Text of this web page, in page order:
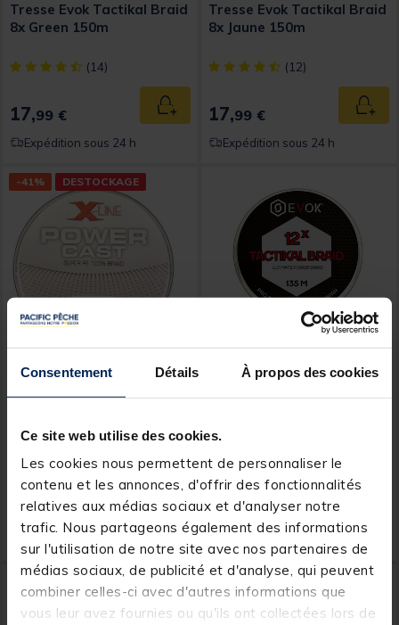
Consentement Détails À propos des cookies
Ce site web utilise des cookies.
Les cookies nous permettent de personnaliser le
contenu et les annonces, d'offrir des fonctionnalités
relatives aux médias sociaux et d'analyser notre
trafic. Nous partageons également des informations
sur l'utilisation de notre site avec nos partenaires de
médias sociaux, de publicité et d'analyse, qui peuvent
combiner celles-ci avec d'autres informations que
vous leur avez fournies ou qu'ils ont collectées lors de
Tresse Evok Tactikal Braid
8x Green 150m
[object Object] out of 5 Customer Rating
(14)
17,99 € Ajouter au panier
Expédition sous 24 h
Tresse Evok Tactikal Braid
8x Jaune 150m
[object Object] out of 5
(12)
17,99 €
Expédition sous 24 h
-41% DESTOCKAGE
[object Object] out of 5 Customer Rating
(12)
11,99 €
7,00 € Ajouter au panier
[object Object] out of 5
(4)
29,99 €